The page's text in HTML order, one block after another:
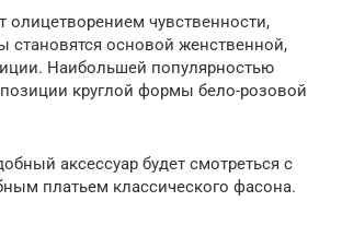
олицетворением чувственности,
становятся основой женственной,
Наибольшей популярностью
круглой формы бело-розовой
аксессуар будет смотреться с
платьем классического фасона.